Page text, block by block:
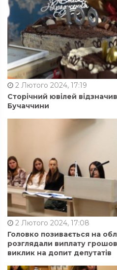
2 Лютого 2024, 17:19
Сторічний ювілей
Бучаччини
2 Лютого 2024, 17:08
Головко позивається на
розглядали виплату
виклик на допит депутатів